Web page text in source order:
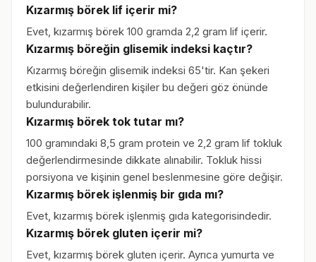
Kızarmış börek lif içerir mi?
Evet, kızarmış börek 100 gramda 2,2 gram lif içerir.
Kızarmış böreğin glisemik indeksi kaçtır?
Kızarmış böreğin glisemik indeksi 65'tir. Kan şekeri
etkisini değerlendiren kişiler bu değeri göz önünde
bulundurabilir.
Kızarmış börek tok tutar mı?
100 gramındaki 8,5 gram protein ve 2,2 gram lif tokluk
değerlendirmesinde dikkate alınabilir. Tokluk hissi
porsiyona ve kişinin genel beslenmesine göre değişir.
Kızarmış börek işlenmiş bir gıda mı?
Evet, kızarmış börek işlenmiş gıda kategorisindedir.
Kızarmış börek gluten içerir mi?
Evet, kızarmış börek gluten içerir. Ayrıca yumurta ve